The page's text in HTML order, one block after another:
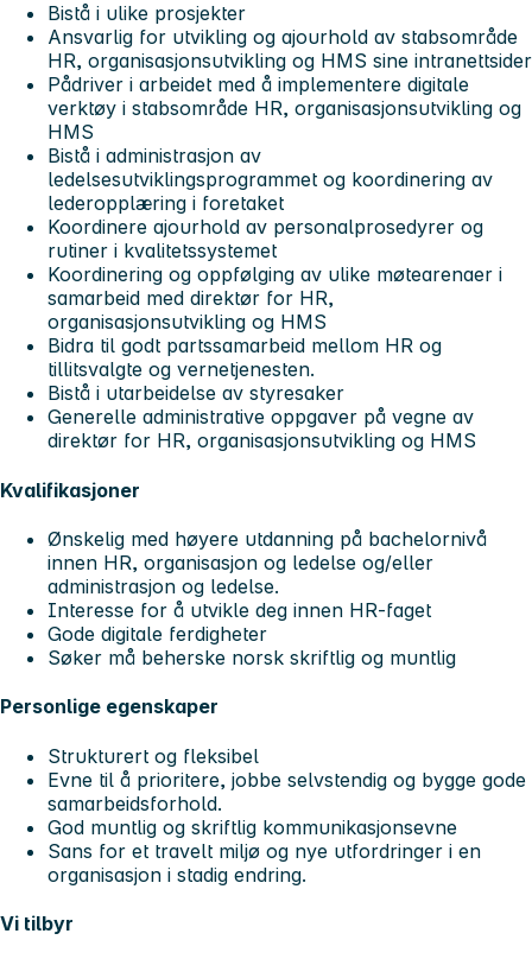
Bistå i ulike prosjekter
Ansvarlig for utvikling og ajourhold av stabsområde
HR, organisasjonsutvikling og HMS sine intranettsider
Pådriver i arbeidet med å implementere digitale
verktøy i stabsområde HR, organisasjonsutvikling og
HMS
Bistå i administrasjon av
ledelsesutviklingsprogrammet og koordinering av
lederopplæring i foretaket
Koordinere ajourhold av personalprosedyrer og
rutiner i kvalitetssystemet
Koordinering og oppfølging av ulike møtearenaer i
samarbeid med direktør for HR,
organisasjonsutvikling og HMS
Bidra til godt partssamarbeid mellom HR og
tillitsvalgte og vernetjenesten.
Bistå i utarbeidelse av styresaker
Generelle administrative oppgaver på vegne av
direktør for HR, organisasjonsutvikling og HMS
Kvalifikasjoner
Ønskelig med høyere utdanning på bachelornivå
innen HR, organisasjon og ledelse og/eller
administrasjon og ledelse.
Interesse for å utvikle deg innen HR-faget
Gode digitale ferdigheter
Søker må beherske norsk skriftlig og muntlig
Personlige egenskaper
Strukturert og fleksibel
Evne til å prioritere, jobbe selvstendig og bygge gode
samarbeidsforhold.
God muntlig og skriftlig kommunikasjonsevne
Sans for et travelt miljø og nye utfordringer i en
organisasjon i stadig endring.
Vi tilbyr